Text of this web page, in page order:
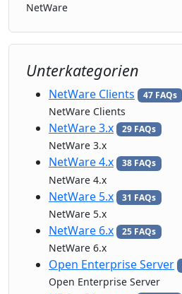
NetWare
Unterkategorien
NetWare Clients 47 FAQs
NetWare Clients
NetWare 3.x 29 FAQs
NetWare 3.x
NetWare 4.x 38 FAQs
NetWare 4.x
NetWare 5.x 31 FAQs
NetWare 5.x
NetWare 6.x 25 FAQs
NetWare 6.x
Open Enterprise Server
Open Enterprise Server